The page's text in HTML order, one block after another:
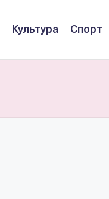
Культура Спорт